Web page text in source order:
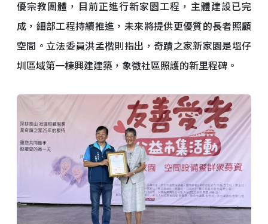
優宗教團體，目前正進行新家園工程，主體建設已完
成，細部工程持續推進，未來將提供更優質的長者照顧
空間。立法委員洪孟楷則指出，奇蹟之家新家園是塭仔
圳區域第一棟興建建築，象徵社區照護的新里程碑。